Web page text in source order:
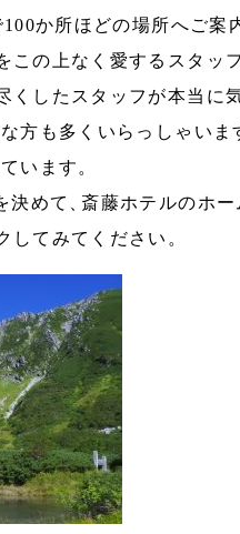
か所ほどの場所へご案
この上なく愛するスタッ
くしたスタッフが本当に
方も多くいらっしゃいま
います 。
決めて
、斎藤ホテルのホ
してみてください 。